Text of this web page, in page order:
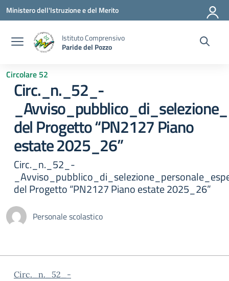
Vai ai contenuti
Vai al menu di navigazione
Vai al footer
Ministero dell'Istruzione e del Merito
Istituto Comprensivo
Paride del Pozzo
Circolare 52
Circ._n._52_-
del Progetto “PN2127 Piano
estate 2025_26”
Circ._n._52_-
del Progetto “PN2127 Piano estate 2025_26”
Personale scolastico
Circ._n._52_-